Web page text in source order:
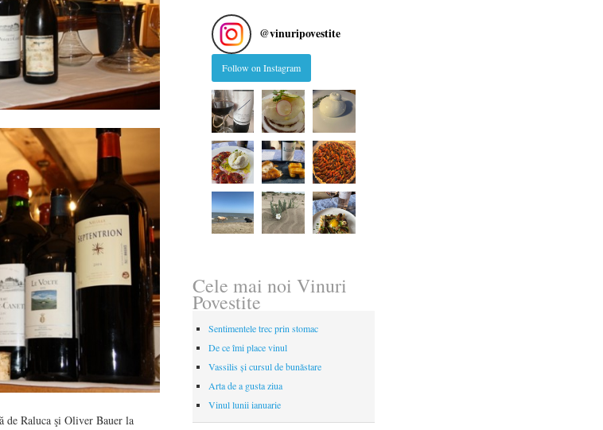
de Raluca şi Oliver Bauer la
@vinuripovestite
Follow on Instagram
Cele mai noi Vinuri
Povestite
Sentimentele trec prin stomac
De ce îmi place vinul
Vassilis și cursul de bunăstare
Arta de a gusta ziua
Vinul lunii ianuarie